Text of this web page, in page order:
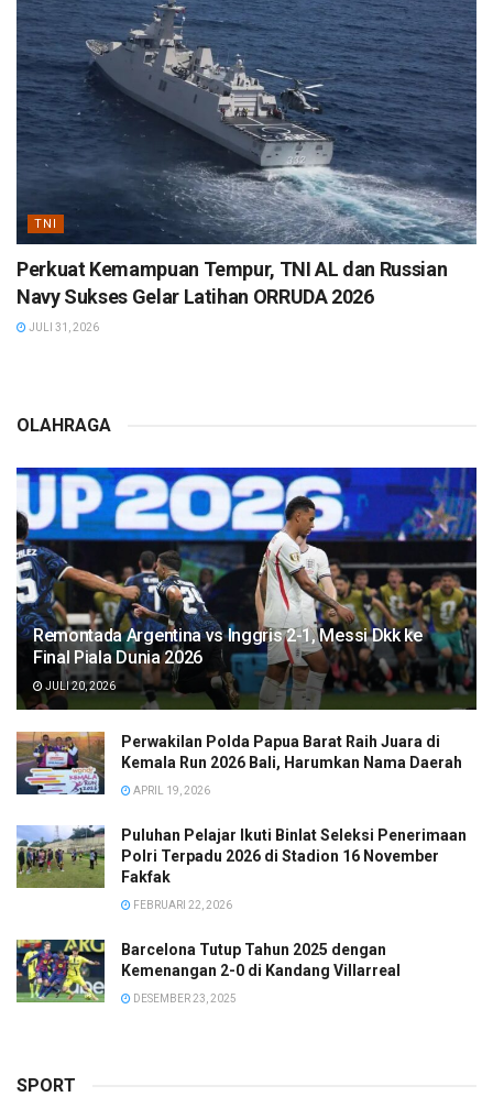
TNI
Perkuat Kemampuan Tempur, TNI AL dan Russian
Navy Sukses Gelar Latihan ORRUDA 2026
JULI 31, 2026
OLAHRAGA
Remontada Argentina vs Inggris 2-1, Messi Dkk ke
Final Piala Dunia 2026
JULI 20, 2026
Perwakilan Polda Papua Barat Raih Juara di
Kemala Run 2026 Bali, Harumkan Nama Daerah
APRIL 19, 2026
Puluhan Pelajar Ikuti Binlat Seleksi Penerimaan
Polri Terpadu 2026 di Stadion 16 November
Fakfak
FEBRUARI 22, 2026
Barcelona Tutup Tahun 2025 dengan
Kemenangan 2-0 di Kandang Villarreal
DESEMBER 23, 2025
SPORT